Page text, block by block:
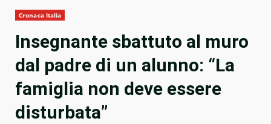
Cronaca Italia
Insegnante sbattuto al muro
dal padre di un alunno: “La
famiglia non deve essere
disturbata”